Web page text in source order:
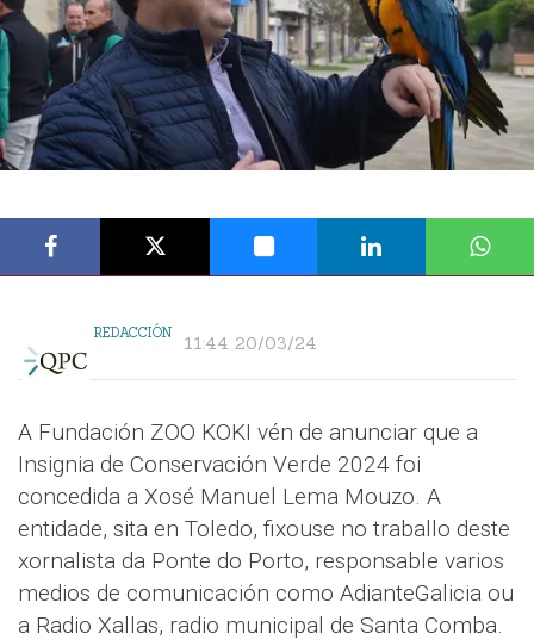
REDACCIÓN 11:44 20/03/24
A Fundación ZOO KOKI vén de anunciar que a
Insignia de Conservación Verde 2024 foi
concedida a Xosé Manuel Lema Mouzo. A
entidade, sita en Toledo, fixouse no traballo deste
xornalista da Ponte do Porto, responsable varios
medios de comunicación como AdianteGalicia ou
a Radio Xallas, radio municipal de Santa Comba.